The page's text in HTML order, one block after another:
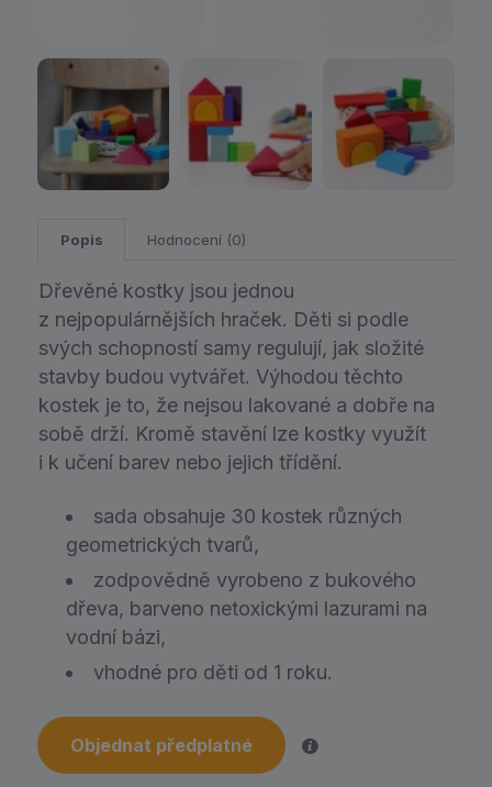
Popis Hodnocení (0)
Dřevěné kostky jsou jednou
z nejpopulárnějších hraček. Děti si podle
svých schopností samy regulují, jak složité
stavby budou vytvářet. Výhodou těchto
kostek je to, že nejsou lakované a dobře na
sobě drží. Kromě stavění lze kostky využít
i k učení barev nebo jejich třídění.
sada obsahuje 30 kostek různých
geometrických tvarů,
zodpovědně vyrobeno z bukového
dřeva, barveno netoxickými lazurami na
vodní bázi,
vhodné pro děti od 1 roku.
Objednat předplatné